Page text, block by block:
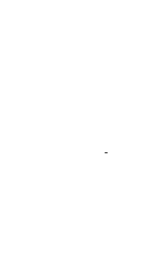
-